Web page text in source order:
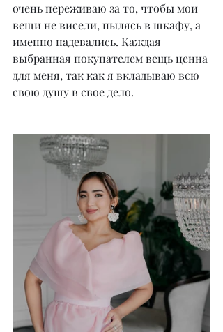
очень переживаю за то, чтобы мои
вещи не висели, пылясь в шкафу, а
именно надевались. Каждая
выбранная покупателем вещь ценна
для меня, так как я вкладываю всю
свою душу в свое дело.